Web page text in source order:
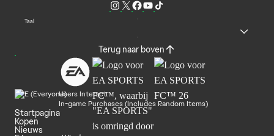
Taal
Terug naar boven
Users Interact
In-game Purchases (Includes Random Items)
Startpagina
Kopen
Nieuws